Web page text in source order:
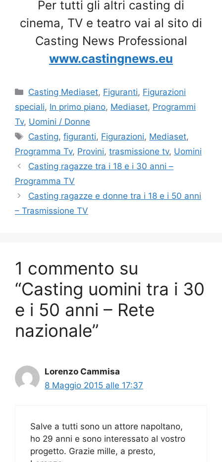
Per tutti gli altri casting di
cinema, TV e teatro vai al sito di
Casting News Professional
www.castingnews.eu
Categorie
Casting Mediaset, Figuranti, Figurazioni
speciali, In primo piano, Mediaset, Programmi
Tv, Uomini / Donne
Tag
Casting,figuranti, Figurazioni, Mediaset,
Programma Tv, Provini, trasmissione tv, Uomini
Casting ragazze tra i 18 e i 30 anni –
Programma TV
Casting ragazze e donne tra i 18 e i 50 anni
– Trasmissione TV
1 commento su
“Casting uomini tra i 30
e i 50 anni – Rete
nazionale”
Lorenzo Cammisa
8 Maggio 2015 alle 17:37
Salve a tutti sono un attore napoltano,
ho 29 anni e sono interessato al vostro
progetto. Grazie mille, a presto,